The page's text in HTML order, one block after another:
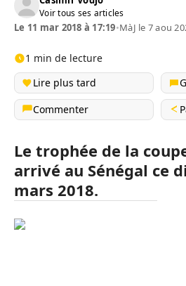
Voir tous ses articles
Le 11 mar 2018 à 17:19•MàJ le 7 aou
1 min de lecture
Lire plus tard
Commenter
Le trophée de la
arrivé au Sénégal ce
mars 2018.